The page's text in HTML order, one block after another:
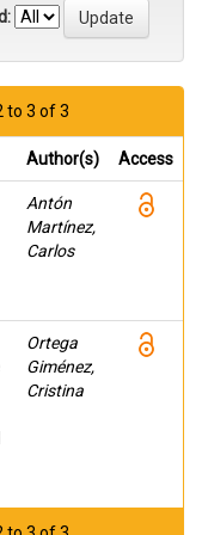
to 3 of 3
Author(s) Access
Antón
Martínez,
Carlos
Ortega
Giménez,
Cristina